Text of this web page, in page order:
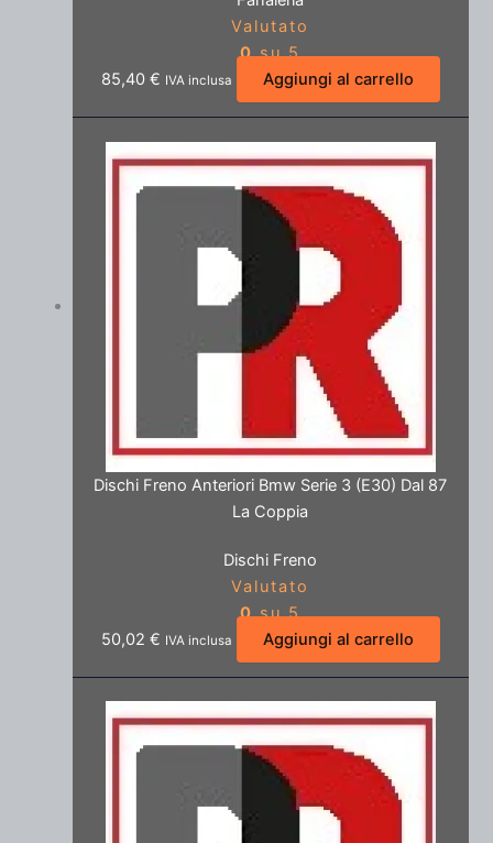
Valutato
0su 5
85,40 € IVA inclusa Aggiungi al carrello
Dischi Freno Anteriori Bmw Serie 3 (E30) Dal 87
La Coppia
Dischi Freno
Valutato
0su 5
50,02 € IVA inclusa Aggiungi al carrello